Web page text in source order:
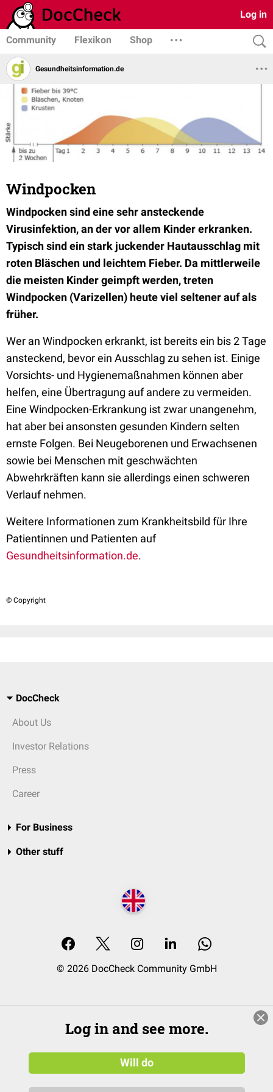
Log in
Community Flexikon Shop
Gesundheits­­information.de
Windpocken
Windpocken sind eine sehr ansteckende
Virusinfektion, an der vor allem Kinder erkranken.
Typisch sind ein stark juckender Hautausschlag mit
roten Bläschen und leichtem Fieber. Da mittlerweile
die meisten Kinder geimpft werden, treten
Windpocken (Varizellen) heute viel seltener auf als
früher.
Wer an Windpocken erkrankt, ist bereits ein bis 2 Tage
ansteckend, bevor ein Ausschlag zu sehen ist. Einige
Vorsichts- und Hygienemaßnahmen können aber
helfen, eine Übertragung auf andere zu vermeiden.
Eine Windpocken-Erkrankung ist zwar unangenehm,
hat aber bei ansonsten gesunden Kindern selten
ernste Folgen. Bei Neugeborenen und Erwachsenen
sowie bei Menschen mit geschwächten
Abwehrkräften kann sie allerdings einen schweren
Verlauf nehmen.
Weitere Informationen zum Krankheitsbild für Ihre
Patientinnen und Patienten auf
Gesundheitsinformation.de.
© Copyright
DocCheck
About Us
Investor Relations
Press
Career
For Business
Other stuff
© 2026 DocCheck Community GmbH
Log in and see more.
Will do